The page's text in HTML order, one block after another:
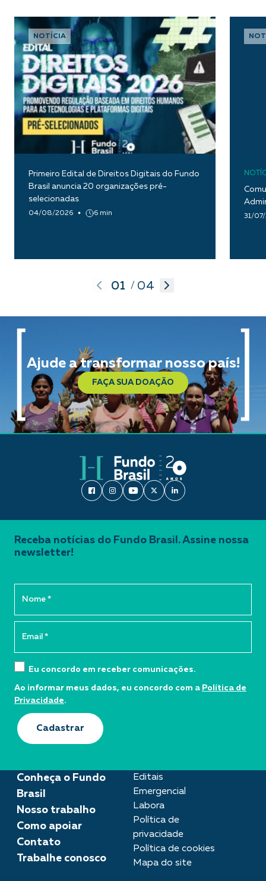
NOTÍCIA
Primeiro Edital de Direitos Digitais do Fundo
Brasil anuncia 20 organizações pré-
selecionadas
04/08/2026 6 min 31/
01 / 04
Ajude a transformar nosso país!
FAÇA SUA DOAÇÃO
Conheça o Fundo
Brasil
Nosso trabalho
Como apoiar
Contato
Trabalhe conosco
Editais
Emergencial
Labora
Política de
privacidade
Política de cookies
Mapa do site
Receba notícias do Fundo Brasil. Assine nossa
newsletter!
Eu concordo em receber comunicações.
Ao informar meus dados, eu concordo com a Política de
Privacidade.
Cadastrar